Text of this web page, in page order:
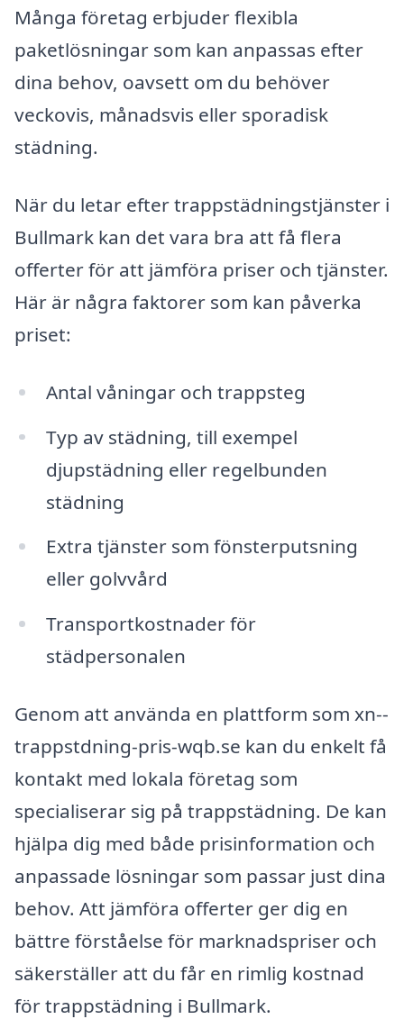
Många företag erbjuder flexibla
paketlösningar som kan anpassas efter
dina behov, oavsett om du behöver
veckovis, månadsvis eller sporadisk
städning.
När du letar efter trappstädningstjänster i
Bullmark kan det vara bra att få flera
offerter för att jämföra priser och tjänster.
Här är några faktorer som kan påverka
priset:
Antal våningar och trappsteg
Typ av städning, till exempel
djupstädning eller regelbunden
städning
Extra tjänster som fönsterputsning
eller golvvård
Transportkostnader för
städpersonalen
Genom att använda en plattform som xn--
trappstdning-pris-wqb.se kan du enkelt få
kontakt med lokala företag som
specialiserar sig på trappstädning. De kan
hjälpa dig med både prisinformation och
anpassade lösningar som passar just dina
behov. Att jämföra offerter ger dig en
bättre förståelse för marknadspriser och
säkerställer att du får en rimlig kostnad
för trappstädning i Bullmark.